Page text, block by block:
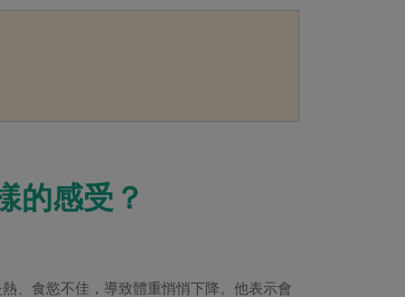
的感受？
、食慾不佳，導致體重悄悄下降。他表示會